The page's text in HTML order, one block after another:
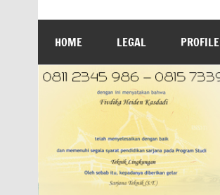
HOME LEGAL PROFILE